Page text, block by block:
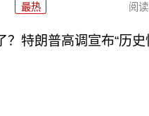
最热 阅读
？特朗普高调宣布“历史